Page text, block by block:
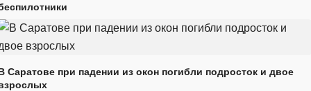
Саратове при падении из окон погибли подросток и двое